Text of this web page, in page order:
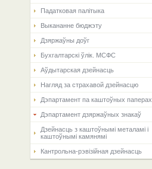
Падатковая палітыка
Выкананне бюджэту
Дзяржаўны доўг
Бухгалтарскі ўлік. МСФС
Аўдытарская дзейнасць
Нагляд за страхавой дзейнасцю
Дэпартамент па каштоўных паперах
Дэпартамент дзяржаўных знакаў
Дзейнасць з каштоўнымі металамі і
каштоўнымі камянямі
Кантрольна-рэвізійная дзейнасць